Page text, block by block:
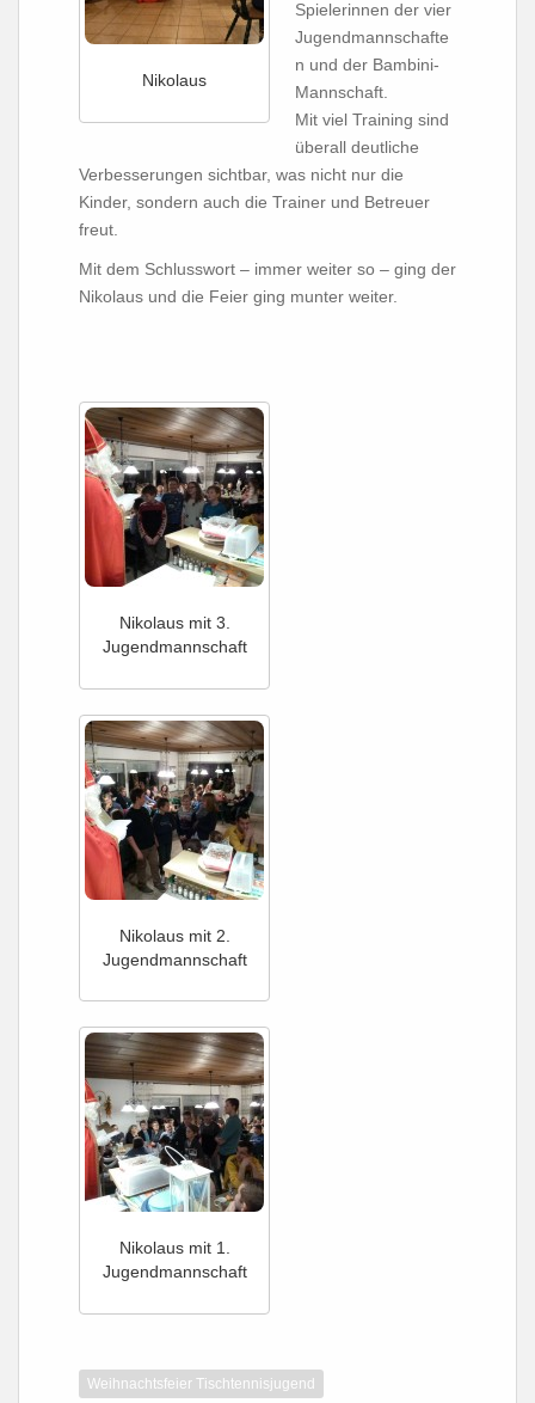
Nikolaus
Spielerinnen der vier
Jugendmannschafte
n und der Bambini-
Mannschaft.
Mit viel Training sind
überall deutliche
Verbesserungen sichtbar, was nicht nur die
Kinder, sondern auch die Trainer und Betreuer
freut.
Mit dem Schlusswort – immer weiter so – ging der
Nikolaus und die Feier ging munter weiter.
Nikolaus mit 3.
Jugendmannschaft
Nikolaus mit 2.
Jugendmannschaft
Nikolaus mit 1.
Jugendmannschaft
Weihnachtsfeier Tischtennisjugend